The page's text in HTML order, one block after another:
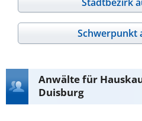
Schwerpunkt
Anwälte für
Duisburg